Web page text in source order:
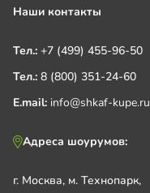
Наши контакты
Тел.: +7 (499) 455-96-50
Тел.: 8 (800) 351-24-60
E.mail: info@shkaf-kupe.ru
Адреса шоурумов:
г. Москва, м. Технопарк,